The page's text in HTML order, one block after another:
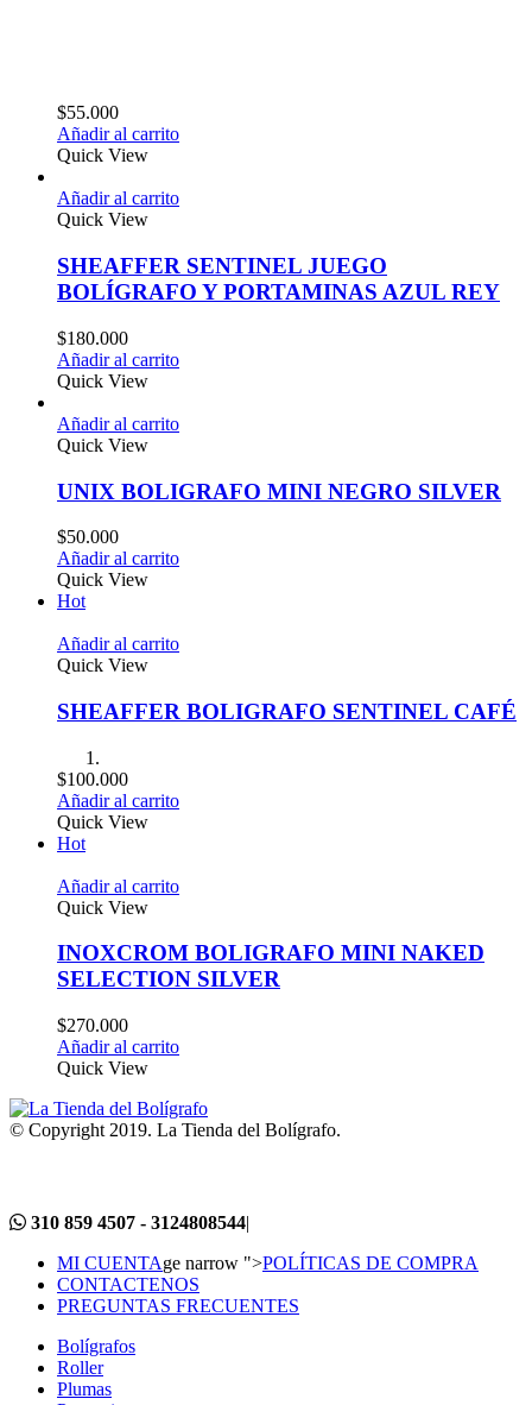
$55.000
Añadir al carrito
Quick View
Añadir al carrito
Quick View
SHEAFFER SENTINEL JUEGO
BOLÍGRAFO Y PORTAMINAS AZUL REY
$180.000
Añadir al carrito
Quick View
Añadir al carrito
Quick View
UNIX BOLIGRAFO MINI NEGRO SILVER
$50.000
Añadir al carrito
Quick View
Hot
Añadir al carrito
Quick View
SHEAFFER BOLIGRAFO SENTINEL CAFÉ
$100.000
Añadir al carrito
Quick View
Hot
Añadir al carrito
Quick View
INOXCROM BOLIGRAFO MINI NAKED
SELECTION SILVER
$270.000
Añadir al carrito
Quick View
© Copyright 2019. La Tienda del Bolígrafo.
310 859 4507 - 3124808544|
MI CUENTAge narrow ">POLÍTICAS DE COMPRA
CONTACTENOS
PREGUNTAS FRECUENTES
Bolígrafos
Roller
Plumas